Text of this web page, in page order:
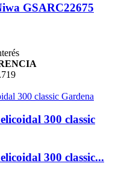
GSARC22675
300 classic
300 classic...